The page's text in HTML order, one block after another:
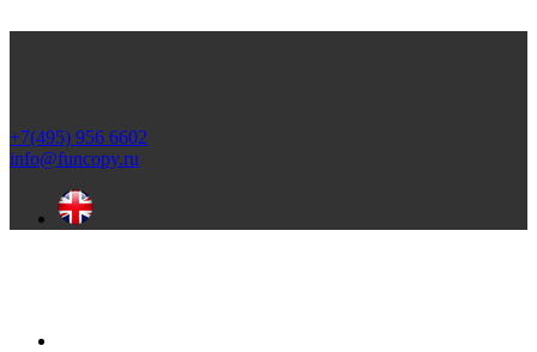
+7(495) 956 6602
info@funcopy.ru